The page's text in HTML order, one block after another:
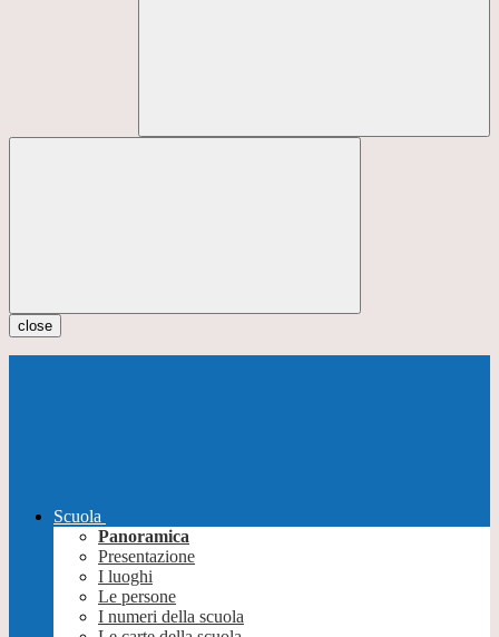
close
Scuola
Panoramica
Presentazione
I luoghi
Le persone
I numeri della scuola